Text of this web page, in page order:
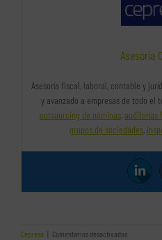
Asesoría
Asesoría fiscal, laboral, contable y
y avanzado a empresas de todo el
outsourcing de nóminas,auditorías
grupos de sociedades,
Cepresa | Comentarios desactivadosen